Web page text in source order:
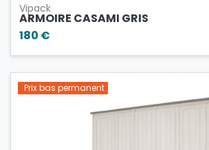
Vipack
ARMOIRE CASAMI GRIS
180 €
Prix bas permanent